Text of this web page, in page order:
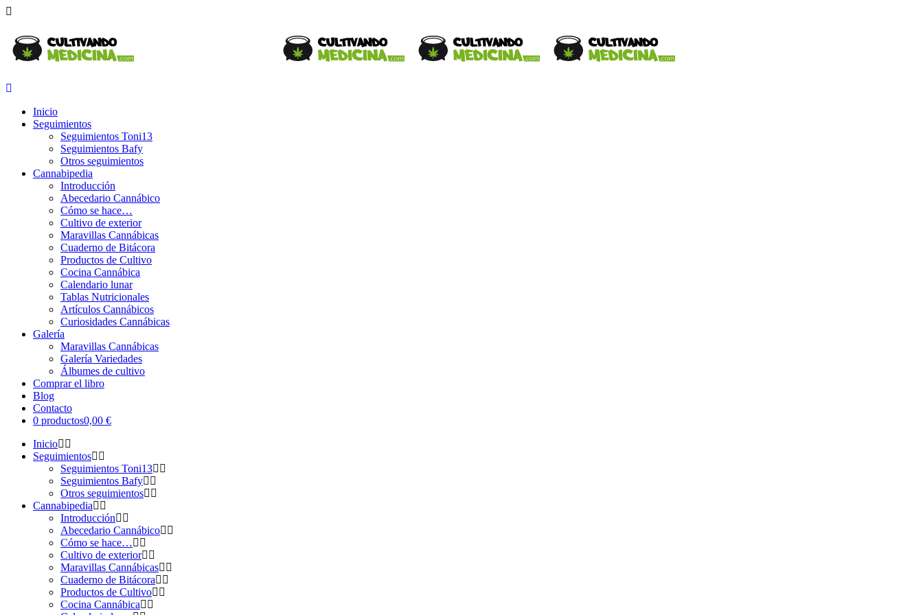
Inicio
Seguimientos
Seguimientos Toni13
Seguimientos Bafy
Otros seguimientos
Cannabipedia
Introducción
Abecedario Cannábico
Cómo se hace…
Cultivo de exterior
Maravillas Cannábicas
Cuaderno de Bitácora
Productos de Cultivo
Cocina Cannábica
Calendario lunar
Tablas Nutricionales
Artículos Cannábicos
Curiosidades Cannábicas
Galería
Maravillas Cannábicas
Galería Variedades
Álbumes de cultivo
Comprar el libro
Blog
Contacto
0 productos0,00 €
Inicio
Seguimientos
Seguimientos Toni13
Seguimientos Bafy
Otros seguimientos
Cannabipedia
Introducción
Abecedario Cannábico
Cómo se hace…
Cultivo de exterior
Maravillas Cannábicas
Cuaderno de Bitácora
Productos de Cultivo
Cocina Cannábica